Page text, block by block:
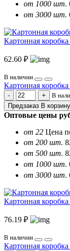
от 1000 шт.
от 3000 шт.
Картонная
62.60 ₽
В наличии
Картонная
В
Предзаказ В корзину
Оптовые цены
от 22 Цена
от 200 шт.
от 500 шт.
от 1000 шт.
от 3000 шт.
Картонная
76.19 ₽
В наличии
Картонная